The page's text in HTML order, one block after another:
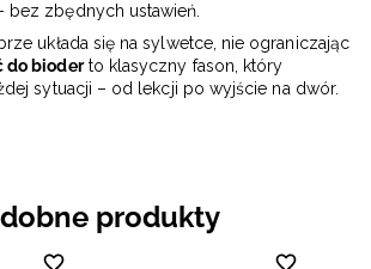
bez zbędnych ustawień.
układa się na sylwetce, nie ograniczając
do bioderto klasyczny fason, który
sytuacji – od lekcji po wyjście na dwór.
produkty